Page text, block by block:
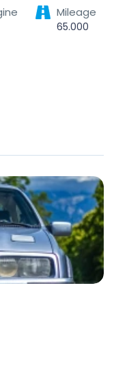
Mileage
65.000